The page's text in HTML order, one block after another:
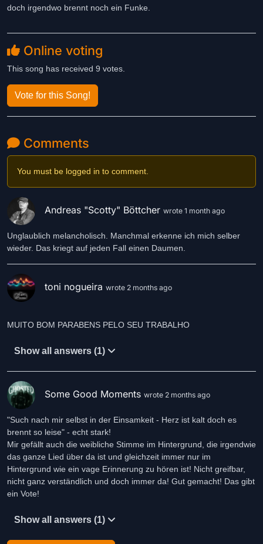
doch irgendwo brennt noch ein Funke.
Online voting
This song has received 9 votes.
Vote for this Song!
Comments
You must be logged in to comment.
Andreas "Scotty" Böttcher wrote 1 month ago
Unglaublich melancholisch. Manchmal erkenne ich mich selber
wieder. Das kriegt auf jeden Fall einen Daumen.
toni nogueira wrote 2 months ago
Show all answers (1)
Some Good Moments wrote 2 months ago
"Such nach mir selbst in der Einsamkeit - Herz ist kalt doch es
brennt so leise" - echt stark!
Mir gefällt auch die weibliche Stimme im Hintergrund, die irgendwie
das ganze Lied über da ist und gleichzeit immer nur im
Hintergrund wie ein vage Erinnerung zu hören ist! Nicht greifbar,
nicht ganz verständlich und doch immer da! Gut gemacht! Das gibt
ein Vote!
Show all answers (1)